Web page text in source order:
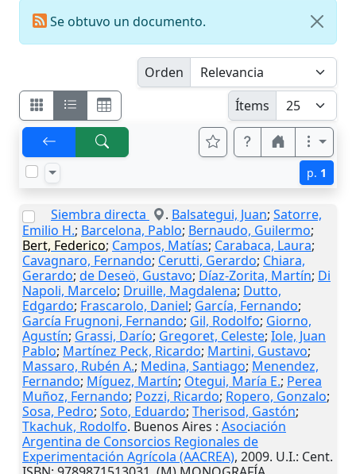
Se obtuvo un documento.
Orden
Ítems
p. 1
Siembra directa . Balsategui, Juan; Satorre,
Emilio H.; Barcelona, Pablo; Bernaudo, Guilermo;
Bert, Federico; Campos, Matías; Carabaca, Laura;
Cavagnaro, Fernando; Cerutti, Gerardo; Chiara,
Gerardo; de Deseö, Gustavo; Díaz-Zorita, Martín; Di
Napoli, Marcelo; Druille, Magdalena; Dutto,
Edgardo; Frascarolo, Daniel; García, Fernando;
García Frugnoni, Fernando; Gil, Rodolfo; Giorno,
Agustín; Grassi, Darío; Gregoret, Celeste; Iole, Juan
Pablo; Martínez Peck, Ricardo; Martini, Gustavo;
Massaro, Rubén A.; Medina, Santiago; Menendez,
Fernando; Míguez, Martín; Otegui, María E.; Perea
Muñoz, Fernando; Pozzi, Ricardo; Ropero, Gonzalo;
Sosa, Pedro; Soto, Eduardo; Therisod, Gastón;
Tkachuk, Rodolfo. Buenos Aires : Asociación
Argentina de Consorcios Regionales de
Experimentación Agrícola (AACREA), 2009. U.I.: Cent.